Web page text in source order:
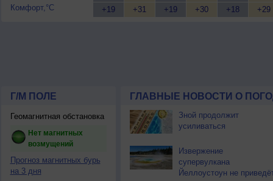
Комфорт,°C
+19
+31
+19
+30
+18
+29
Г/М ПОЛЕ
Геомагнитная обстановка
Нет магнитных
возмущений
Прогноз магнитных бурь
на 3 дня
ГЛАВНЫЕ НОВОСТИ О
Зной продолжит
усиливаться
Извержение
супервулкана
Йеллоустоун не